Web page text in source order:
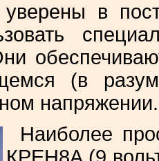
в
(в
напряжении.
Наиболее